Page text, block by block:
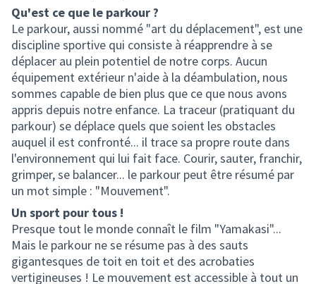
Qu'est ce que le parkour ?
Le parkour, aussi nommé "art du déplacement", est une
discipline sportive qui consiste à réapprendre à se
déplacer au plein potentiel de notre corps. Aucun
équipement extérieur n'aide à la déambulation, nous
sommes capable de bien plus que ce que nous avons
appris depuis notre enfance. La traceur (pratiquant du
parkour) se déplace quels que soient les obstacles
auquel il est confronté... il trace sa propre route dans
l'environnement qui lui fait face. Courir, sauter, franchir,
grimper, se balancer... le parkour peut être résumé par
un mot simple : "Mouvement".
Un sport pour tous !
Presque tout le monde connaît le film "Yamakasi"...
Mais le parkour ne se résume pas à des sauts
gigantesques de toit en toit et des acrobaties
vertigineuses ! Le mouvement est accessible à tout un